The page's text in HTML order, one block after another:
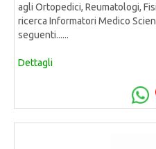
agli Ortopedici, Reumatologi,
ricerca Informatori Medico
seguenti......
Dettagli